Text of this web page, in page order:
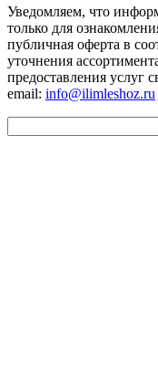
Уведомляем, что
только для
публичная оферта в
уточнения
предоставления услуг
email: info@ilimleshoz.ru